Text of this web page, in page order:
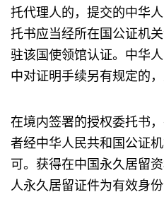
托代理人的，提交的中华
托书应当经所在国公证机
驻该国使领馆认证。中华
中对证明手续另有规定的，
在境内签署的授权委托书
者经中华人民共和国公证
可。获得在中国永久居留
人永久居留证件为有效身份